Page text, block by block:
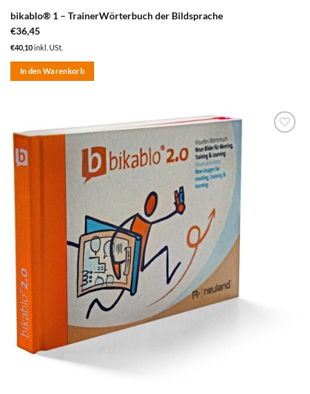
bikablo® 1 – TrainerWörterbuch der Bildsprache
€36,45
€40,10inkl. USt.
In den Warenkorb